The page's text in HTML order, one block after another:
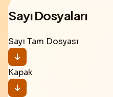
Sayı Dosyaları
Sayı Tam Dosyası
Kapak